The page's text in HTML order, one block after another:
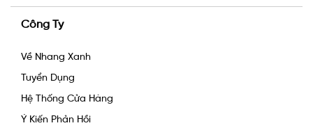
Công Ty
Về Nhang Xanh
Tuyển Dụng
Hệ Thống Cửa Hàng
Ý Kiến Phản Hồi